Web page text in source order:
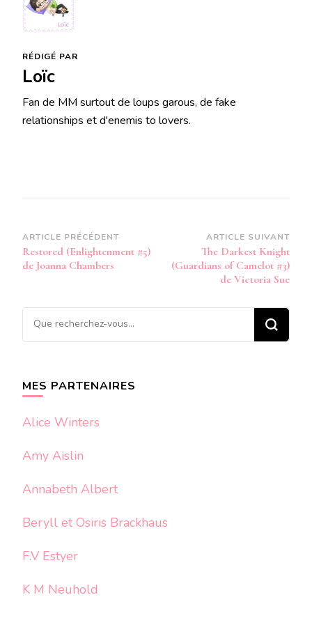
RÉDIGÉ PAR
Loïc
Fan de MM surtout de loups garous, de fake
relationships et d'enemis to lovers.
Navigation
d’article
ARTICLE PRÉCÉDENT
Restored (Enlightenment #5)
de Joanna Chambers
ARTICLE SUIVANT
The Darkest Knight
(Guardians of Camelot #3)
de Victoria Sue
Vous
recherchiez
MES PARTENAIRES
Alice Winters
Amy Aislin
Annabeth Albert
Beryll et Osiris Brackhaus
F.V Estyer
K M Neuhold